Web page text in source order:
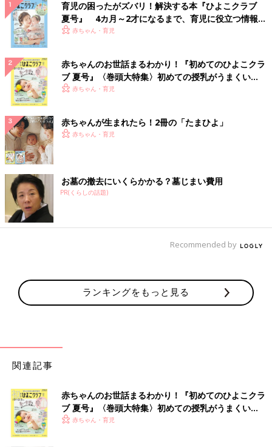
育児の困ったがズバリ！解決する本『ひよこクラブ
夏号』 4カ月～2才になるまで、育児に役立つ情報が
いっぱい！
赤ちゃん・育児
赤ちゃんのお世話まるわかり！『初めてのひよこクラ
ブ 夏号』〈巻頭大特集〉初めての授乳がうまくい
く！ おっぱい・ミルクの基本と夏のトラブル 解決テ
赤ちゃん・育児
赤ちゃんが生まれたら！2冊の「たまひよ」
赤ちゃん・育児
お墓の撤去にいくらかかる？墓じまい費用
PR(くらしの話題)
Recommended by
ランキングをもっと見る
関連記事
赤ちゃんのお世話まるわかり！『初めてのひよこクラ
ブ 夏号』〈巻頭大特集〉初めての授乳がうまくい
く！ おっぱい・ミルクの基本と夏のトラブル 解決テ
赤ちゃん・育児